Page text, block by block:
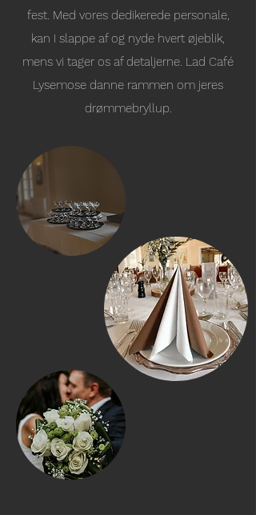
fest. Med vores dedikerede personale,
kan I slappe af og nyde hvert øjeblik,
mens vi tager os af detaljerne. Lad Café
Lysemose danne rammen om jeres
drømmebryllup.